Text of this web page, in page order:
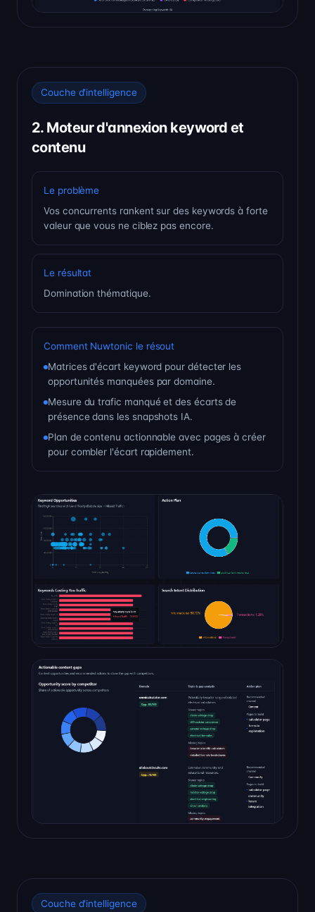
Couche d'intelligence
2. Moteur d'annexion keyword et
contenu
Le problème
Vos concurrents rankent sur des keywords à forte
valeur que vous ne ciblez pas encore.
Le résultat
Domination thématique.
Comment Nuwtonic le résout
Matrices d'écart keyword pour détecter les
opportunités manquées par domaine.
Mesure du trafic manqué et des écarts de
présence dans les snapshots IA.
Plan de contenu actionnable avec pages à créer
pour combler l'écart rapidement.
Couche d'intelligence